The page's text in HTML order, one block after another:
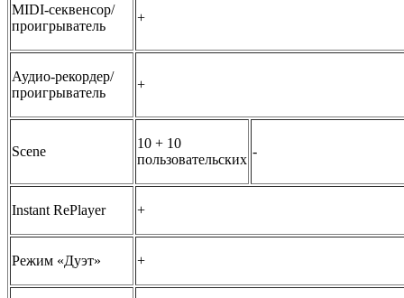
MIDI-секвенсор/
проигрыватель
+
Аудио-рекордер/
проигрыватель
+
Scene
10 + 10
пользовательских
-
Instant RePlayer +
Режим «Дуэт» +